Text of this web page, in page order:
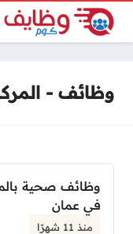
وظائف -
وظائف صحية
في عمان
منذ 11 شهرًا